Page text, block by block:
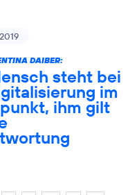
DAIBER:
steht bei
im
ihm gilt